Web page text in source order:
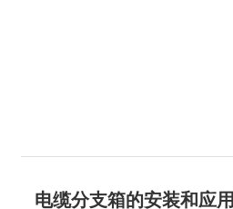
电缆分支箱的安装和应用